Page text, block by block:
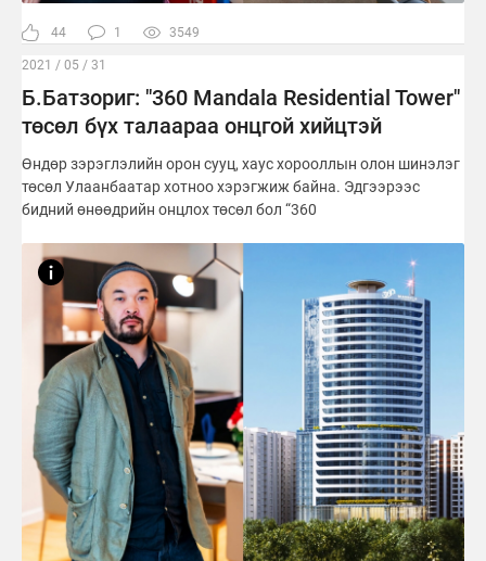
44 1 3549
2021 / 05 / 31
Б.Батзориг: "360 Mandala Residential Tower"
төсөл бүх талаараа онцгой хийцтэй
Өндөр зэрэглэлийн орон сууц, хаус хорооллын олон шинэлэг
төсөл Улаанбаатар хотноо хэрэгжиж байна. Эдгээрээс
бидний өнөөдрийн онцлох төсөл бол “360